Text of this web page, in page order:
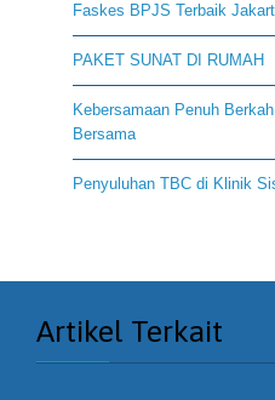
Faskes BPJS Terbaik
PAKET SUNAT DI RUMAH
Kebersamaan Penuh
Bersama
Penyuluhan TBC di Klinik
Artikel Terkait